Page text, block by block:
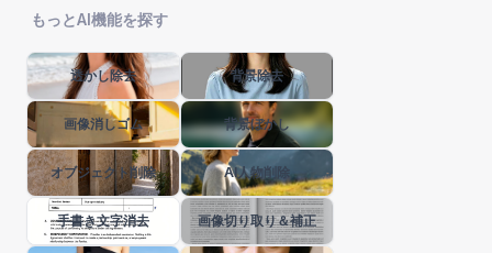
もっとAI機能を探す
透かし除去 背景除去
画像消しゴム 背景ぼかし
オブジェクト削除 AI人物削除
手書き文字消去 画像切り取り＆補正